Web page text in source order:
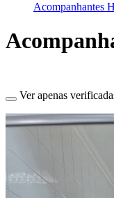
Acompanhantes
Ver apenas